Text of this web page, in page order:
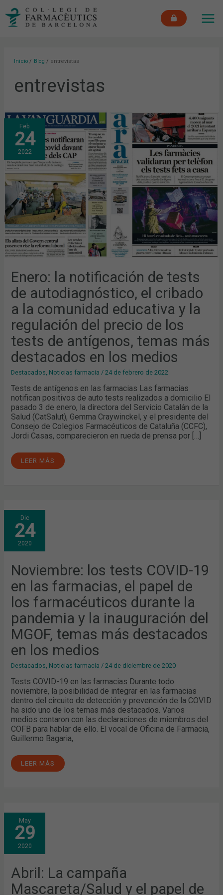
Inicio Blog entrevistas
entrevistas
Feb
24
2022
Enero: la notificación de tests
de autodiagnóstico, el cribado
a la comunidad educativa y la
regulación del precio de los
tests de antígenos, temas más
destacados en los medios
Destacados, Noticias farmacia /24 de febrero de 2022
Tests de antígenos en las farmacias Las farmacias
notifican positivos de auto tests realizados a domicilio El
pasado 3 de enero, la directora del Servicio Catalán de la
Salud (CatSalut), Gemma Craywinckel, y el presidente del
Consejo de Colegios Farmacéuticos de Cataluña (CCFC),
Jordi Casas, comparecieron en rueda de prensa por […]
ENERO:
LA
NOTIFICACIÓN
DE
TESTS
DE
AUTODIAGNÓSTICO,
EL
CRIBADO
A
LA
COMUNIDAD
EDUCATIVA
Y
LA
REGULACIÓN
DEL
PRECIO
DE
LOS
TESTS
DE
MÁS
DESTACADOS
EN
LOS
MEDIOS
LEER MÁS
Dic
24
2020
Noviembre: los tests COVID-19
en las farmacias, el papel de
los farmacéuticos durante la
pandemia y la inauguración del
MGOF, temas más destacados
en los medios
Destacados Noticias farmacia /24 de diciembre de 2020
Tests COVID-19 en las farmacias Durante todo
noviembre, la posibilidad de integrar en las farmacias
dentro del circuito de detección y prevención de la COVID
ha sido uno de los temas más destacados. Varios
medios contaron con las declaraciones de miembros del
COFB para hablar de ello. El vocal de Oficina de Farmacia,
Guillermo Bagaria,
NOVIEMBRE:
LOS
TESTS
COVID-
19
EN
LAS
PAPEL
DE
LOS
FARMACÉUTICOS
DURANTE
LA
PANDEMIA
Y
LA
INAUGURACIÓN
DEL
TEMAS
MÁS
DESTACADOS
EN
MEDIOS
LEER MÁS
May
29
2020
Abril: La campaña
Mascareta/Salud y el papel de
ABRIL:
LA
CAMPAÑA
MASCARETA/SALUD
Y
EL
PAPEL
LOS
FARMACÉUTICOS
DURANTE
LA
COVID-